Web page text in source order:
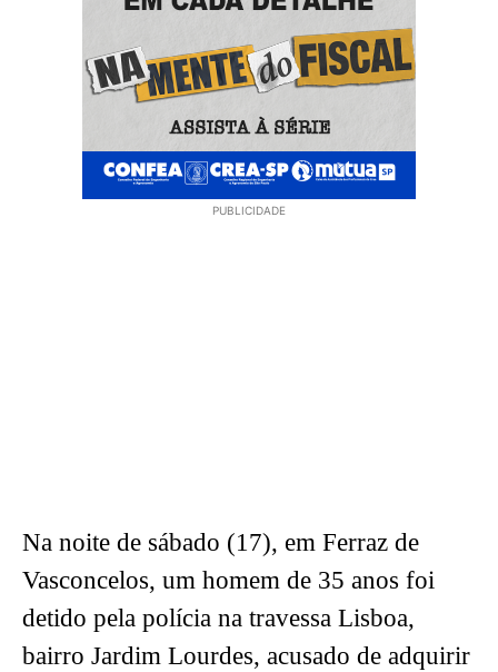
PUBLICIDADE
Na noite de sábado (17), em Ferraz de
Vasconcelos, um homem de 35 anos foi
detido pela polícia na travessa Lisboa,
bairro Jardim Lourdes, acusado de adquirir